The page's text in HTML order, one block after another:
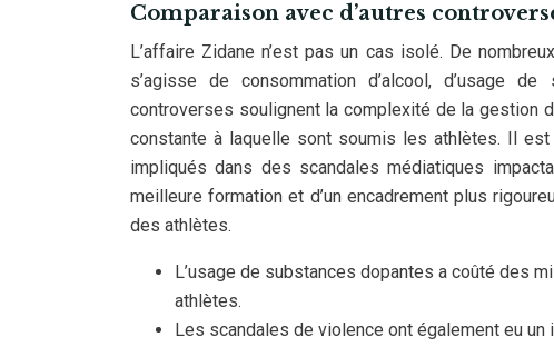
Comparaison avec d’autres
L’affaire Zidane n’est pas un cas isolé. De
s’agisse de consommation d’alcool, d’usage
controverses soulignent la complexité de la gestion
constante à laquelle sont soumis les athlètes. Il
impliqués dans des scandales médiatiques
meilleure formation et d’un encadrement plus
des athlètes.
L’usage de substances dopantes a coûté des
athlètes.
Les scandales de violence ont également eu